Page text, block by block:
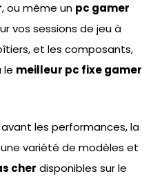
, ou même un pc gamer
vos sessions de jeu à
et les composants,
le meilleur pc fixe gamer
les performances, la
variété de modèles et
cher disponibles sur le